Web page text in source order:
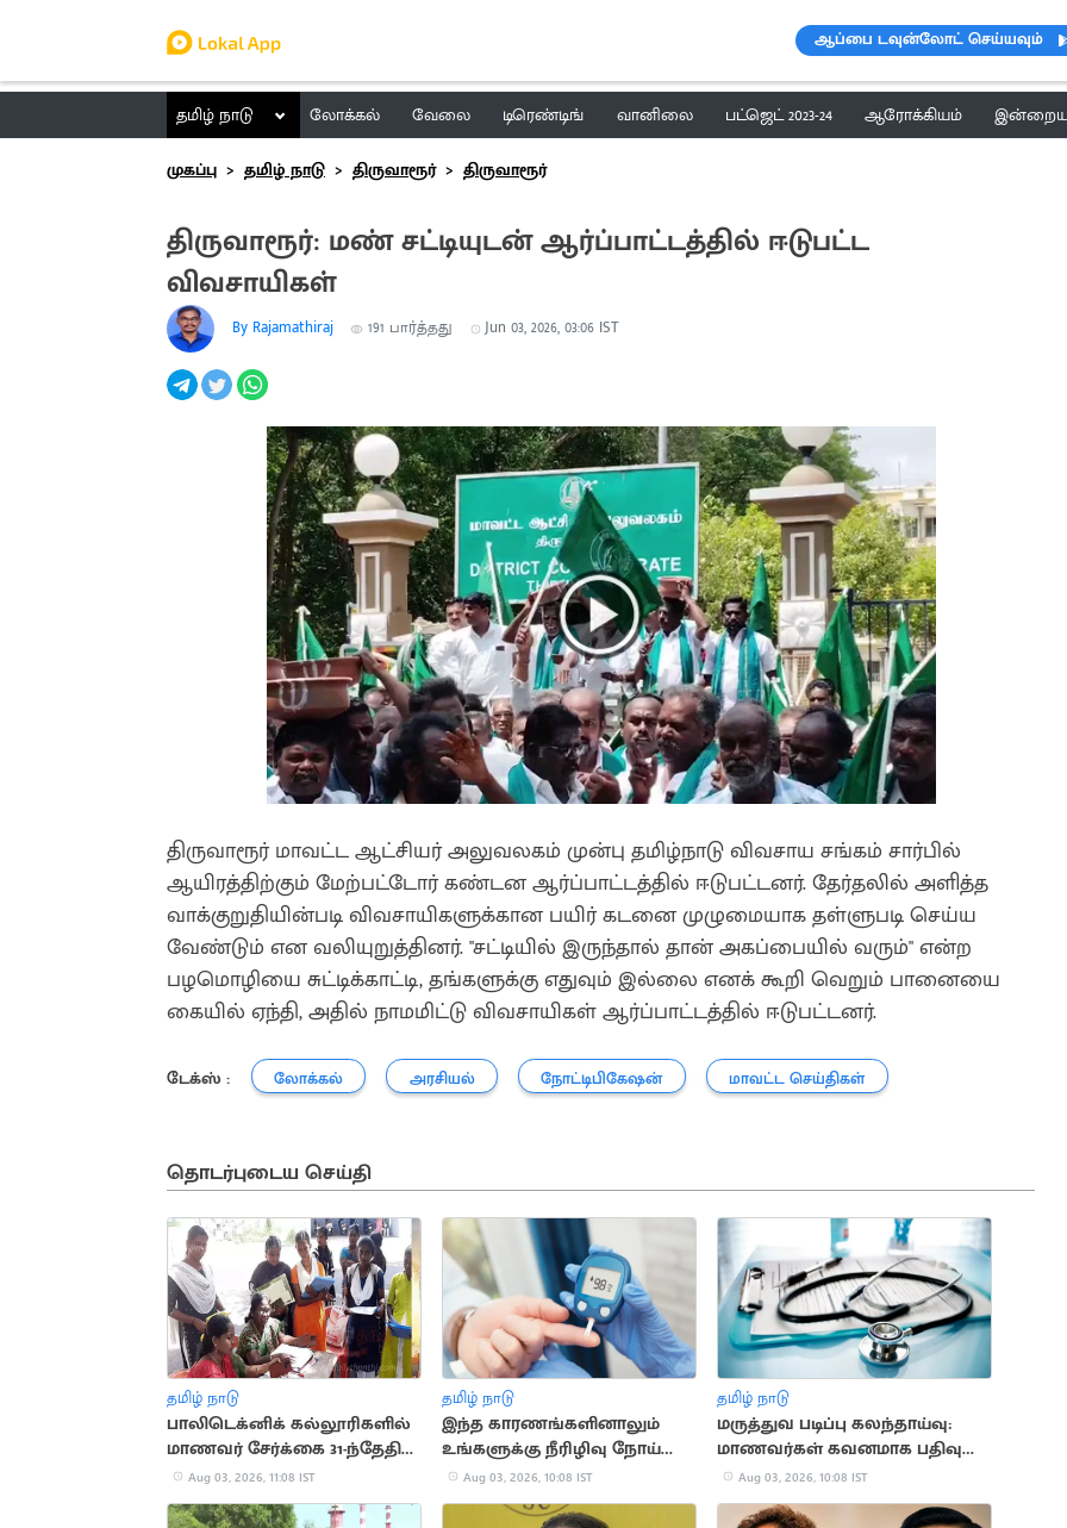
ஆப்பை டவுன்லோட் செய்யவும்
தமிழ் நாடு லோக்கல் வேலை டிரெண்டிங் வானிலை பட்ஜெட் 2023-24 ஆரோக்கியம் இன்றைய
முகப்பு
தமிழ் நாடு திருவாரூர் திருவாரூர்
திருவாரூர்: மண் சட்டியுடன் ஆர்ப்பாட்டத்தில் ஈடுபட்ட
விவசாயிகள்
By Rajamathiraj 191 பார்த்தது Jun 03, 2026, 03:06 IST
திருவாரூர் மாவட்ட ஆட்சியர் அலுவலகம் முன்பு தமிழ்நாடு விவசாய சங்கம் சார்பில்
ஆயிரத்திற்கும் மேற்பட்டோர் கண்டன ஆர்ப்பாட்டத்தில் ஈடுபட்டனர். தேர்தலில் அளித்த
வாக்குறுதியின்படி விவசாயிகளுக்கான பயிர் கடனை முழுமையாக தள்ளுபடி செய்ய
வேண்டும் என வலியுறுத்தினர். "சட்டியில் இருந்தால் தான் அகப்பையில் வரும்" என்ற
பழமொழியை சுட்டிக்காட்டி, தங்களுக்கு எதுவும் இல்லை எனக் கூறி வெறும் பானையை
கையில் ஏந்தி, அதில் நாமமிட்டு விவசாயிகள் ஆர்ப்பாட்டத்தில் ஈடுபட்டனர்.
டேக்ஸ் : லோக்கல் அரசியல் நோட்டிபிகேஷன் மாவட்ட செய்திகள்
தொடர்புடைய செய்தி
தமிழ் நாடு
பாலிடெக்னிக் கல்லூரிகளில்
மாணவர் சேர்க்கை 31-ந்தேதி
வரை நீட்டிப்பு
Aug 03, 2026, 11:08 IST
தமிழ் நாடு
இந்த காரணங்களினாலும்
உங்களுக்கு நீரிழிவு நோய்
ஏற்பட வாய்ப்புள்ளது
Aug 03, 2026, 10:08 IST
தமிழ் நாடு
மருத்துவ படிப்பு கலந்தாய்வு:
மாணவர்கள் கவனமாக பதிவு
செய்ய அறிவுறுத்தல்
Aug 03, 2026, 10:08 IST